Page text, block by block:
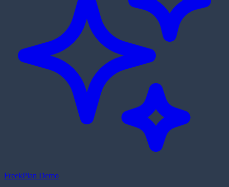
FreekPlan Demo